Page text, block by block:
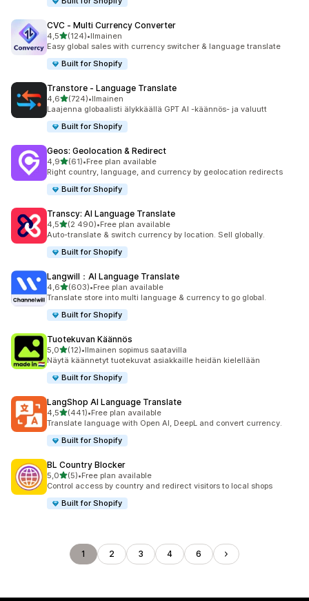
CVC ‑ Multi Currency Converter
4,5/ 5 tähteä
(124)
124 arvostelua yhteensä
•Ilmainen
Easy global sales with currency switcher & language translate
Built for Shopify
Transtore ‑ Language Translate
4,6/ 5 tähteä
(724)
724 arvostelua yhteensä
•Ilmainen
Laajenna globaalisti älykkäällä GPT AI -käännös- ja valuutt
Built for Shopify
Geos: Geolocation & Redirect
4,9/ 5 tähteä
(61)
61 arvostelua yhteensä
•Free plan available
Right country, language, and currency by geolocation redirects
Built for Shopify
Transcy: AI Language Translate
4,5/ 5 tähteä
(2 490)
2490 arvostelua yhteensä
•Free plan available
Auto-translate & switch currency by location. Sell globally.
Built for Shopify
Langwill：AI Language Translate
4,6/ 5 tähteä
(603)
603 arvostelua yhteensä
•Free plan available
Translate store into multi language & currency to go global.
Built for Shopify
Tuotekuvan Käännös
5,0/ 5 tähteä
(12)
12 arvostelua yhteensä
•Ilmainen sopimus saatavilla
Näytä käännetyt tuotekuvat asiakkaille heidän kielellään
Built for Shopify
LangShop AI Language Translate
4,5/ 5 tähteä
(441)
441 arvostelua yhteensä
•Free plan available
Translate language with Open AI, DeepL and convert currency.
Built for Shopify
BL Country Blocker
5,0/ 5 tähteä
(5)
5 arvostelua yhteensä
•Free plan available
Control access by country and redirect visitors to local shops
Built for Shopify
1 2 3 4 6